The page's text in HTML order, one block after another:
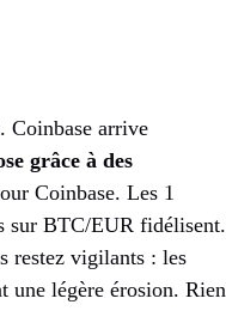
Coinbase arrive
grâce à des
Coinbase. Les 1
sur BTC/EUR fidélisent.
restez vigilants : les
une légère érosion. Rien